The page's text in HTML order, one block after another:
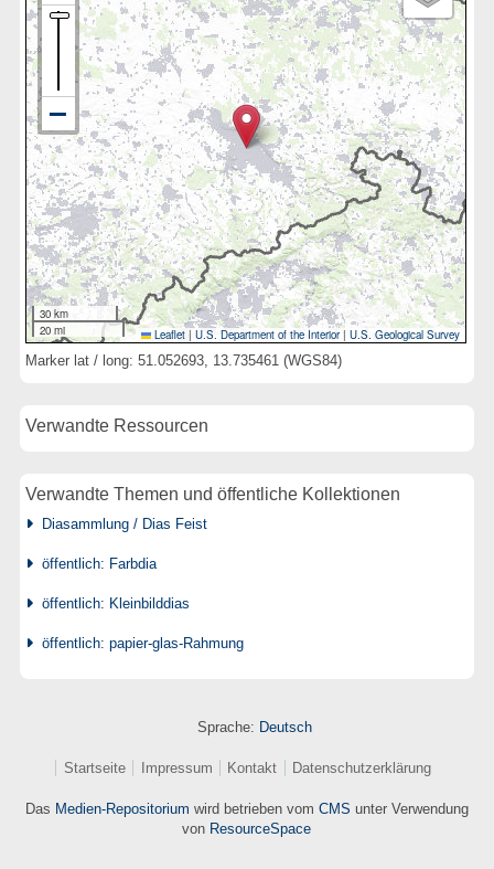
30 km
20 mi
Leaflet | U.S. Department of the Interior|U.S. Geological Survey
Marker lat / long: 51.052693, 13.735461 (WGS84)
Verwandte Ressourcen
Verwandte Themen und öffentliche Kollektionen
Diasammlung / Dias Feist
öffentlich: Farbdia
öffentlich: Kleinbilddias
öffentlich: papier-glas-Rahmung
Sprache: Deutsch
Startseite Impressum Kontakt Datenschutzerklärung
Das Medien-Repositorium wird betrieben vom CMS unter Verwendung
von ResourceSpace